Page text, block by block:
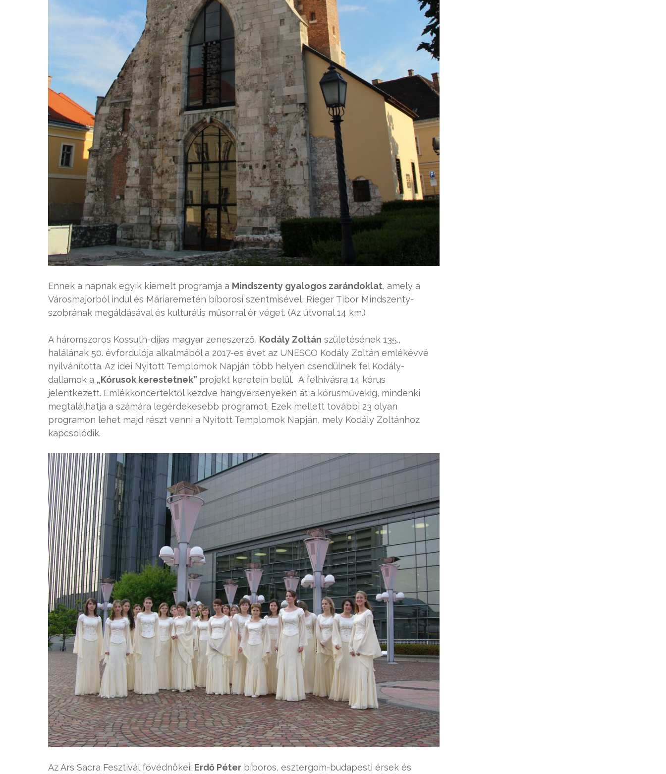
Ennek a napnak egyik kiemelt programja a Mindszenty gyalogos zarándoklat, amely a
Városmajorból indul és Máriaremetén bíborosi szentmisével, Rieger Tibor Mindszenty-
szobrának megáldásával és kulturális műsorral ér véget. (Az útvonal 14 km.)
A háromszoros Kossuth-díjas magyar zeneszerző, Kodály Zoltán születésének 135.,
halálának 50. évfordulója alkalmából a 2017-es évet az UNESCO Kodály Zoltán emlékévvé
nyilvánította. Az idei Nyitott Templomok Napján több helyen csendülnek fel Kodály-
dallamok a „Kórusok kerestetnek” projekt keretein belül. A felhívásra 14 kórus
jelentkezett. Emlékkoncertektől kezdve hangversenyeken át a kórusművekig, mindenki
megtalálhatja a számára legérdekesebb programot. Ezek mellett további 23 olyan
programon lehet majd részt venni a Nyitott Templomok Napján, mely Kodály Zoltánhoz
kapcsolódik.
Az Ars Sacra Fesztivál fővédnökei: Erdő Péter bíboros, esztergom-budapesti érsek és